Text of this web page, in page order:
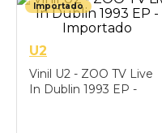
Importado
U2
Vinil U2 - ZOO TV Live
In Dublin 1993 EP -